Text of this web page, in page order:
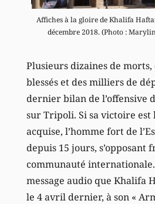
Affiches à la gloire de Khalifa
décembre 2018. (Photo :
Plusieurs dizaines de morts,
blessés et des milliers de
dernier bilan de l’offensive
sur Tripoli. Si sa victoire est
acquise, l’homme fort de
depuis 15 jours, s’opposant
communauté internationale.
message audio que Khalifa
le 4 avril dernier, à son «